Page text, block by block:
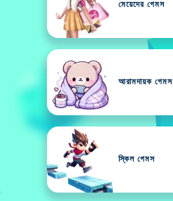
মেয়েদের গেমস
আরামদায়ক গেমস
স্কিল গেমস